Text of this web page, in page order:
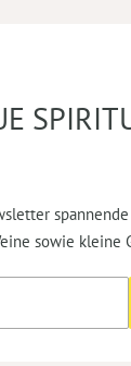
sowie kleine